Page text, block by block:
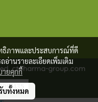
ctpharma-group.com
ธิภาพและประสบการณ์ที่ดี
อ่านรายละเอียดเพิ่มเติม
ายคุกกี้
บทั้งหมด